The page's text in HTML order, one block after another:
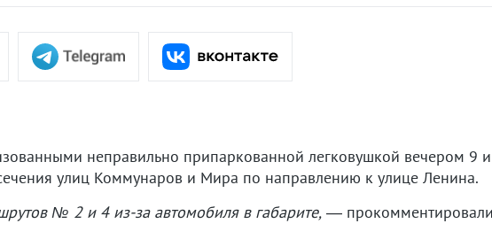
неправильно припаркованной легковушкой вечером 9
улиц Коммунаров и Мира по направлению к улице Ленина.
№ 2 и 4 из-за автомобиля в габарите, ―